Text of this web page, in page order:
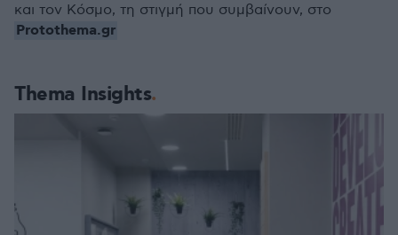
Thema Insights
και τον Κόσμο, τη στιγμή που συμβαίνουν, στο
Protothema.gr